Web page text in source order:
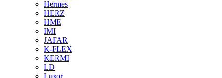
Hermes
HERZ
HME
IMI
JAFAR
K-FLEX
KERMI
LD
Luxor